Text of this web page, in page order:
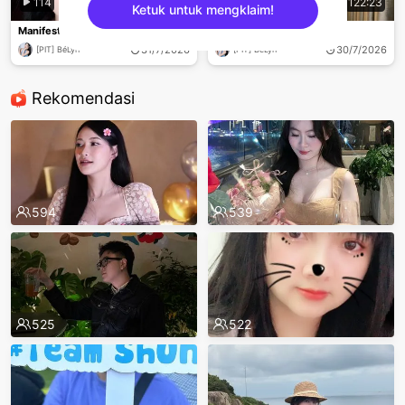
Manifest về bờ ạ
[PIT] BéLyn 31/7/2026
Manifest về bờ ạ
[PIT] BéLyn 30/7/2026
Rekomendasi
594 539
525 522
Ketuk untuk mengklaim!
sentinelEnd